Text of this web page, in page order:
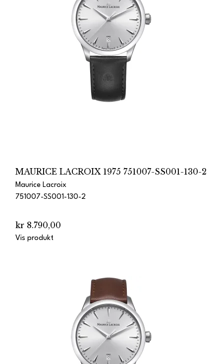
MAURICE LACROIX 1975 751007-SS001-130-2
Maurice Lacroix
751007-SS001-130-2
kr 8.790,00
Vis produkt